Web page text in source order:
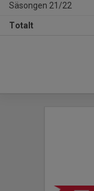
Säsongen 21/22
Totalt